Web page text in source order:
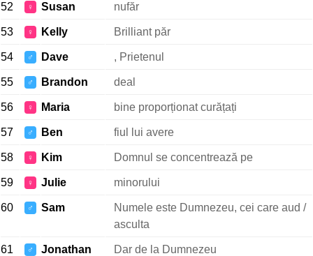
52 ♀ Susan nufăr
53 ♀ Kelly Brilliant păr
54 ♂ Dave , Prietenul
55 ♂ Brandon deal
56 ♀ Maria bine proporționat curățați
57 ♂ Ben fiul lui avere
58 ♀ Kim Domnul se concentrează pe
59 ♀ Julie minorului
60 ♂ Sam
Numele este Dumnezeu, cei care aud /
asculta
61 ♂ Jonathan Dar de la Dumnezeu